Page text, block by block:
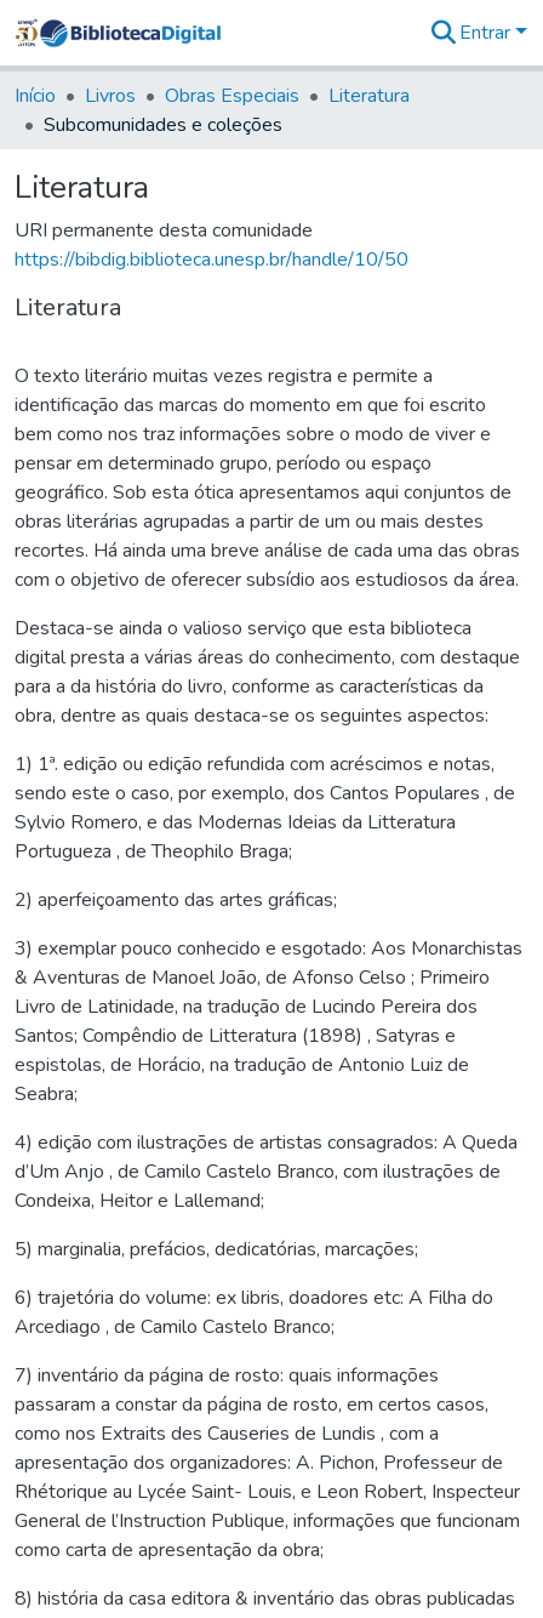
&
Coleções
Tudo na
Estatísticas
Entrar
Início Livros Obras Especiais
Literatura
Subcomunidades e coleções
Literatura
URI permanente desta comunidade
https://bibdig.biblioteca.unesp.br/handle/10/50
Literatura
O texto literário muitas vezes registra e permite a
identificação das marcas do momento em que foi escrito
bem como nos traz informações sobre o modo de viver e
pensar em determinado grupo, período ou espaço
geográfico. Sob esta ótica apresentamos aqui conjuntos de
obras literárias agrupadas a partir de um ou mais destes
recortes. Há ainda uma breve análise de cada uma das obras
com o objetivo de oferecer subsídio aos estudiosos da área.
Destaca-se ainda o valioso serviço que esta biblioteca
digital presta a várias áreas do conhecimento, com destaque
para a da história do livro, conforme as características da
obra, dentre as quais destaca-se os seguintes aspectos:
1) 1ª. edição ou edição refundida com acréscimos e notas,
sendo este o caso, por exemplo, dos Cantos Populares , de
Sylvio Romero, e das Modernas Ideias da Litteratura
Portugueza , de Theophilo Braga;
2) aperfeiçoamento das artes gráficas;
3) exemplar pouco conhecido e esgotado: Aos Monarchistas
& Aventuras de Manoel João, de Afonso Celso ; Primeiro
Livro de Latinidade, na tradução de Lucindo Pereira dos
Santos; Compêndio de Litteratura (1898) , Satyras e
espistolas, de Horácio, na tradução de Antonio Luiz de
Seabra;
4) edição com ilustrações de artistas consagrados: A Queda
d’Um Anjo , de Camilo Castelo Branco, com ilustrações de
Condeixa, Heitor e Lallemand;
5) marginalia, prefácios, dedicatórias, marcações;
6) trajetória do volume: ex libris, doadores etc: A Filha do
Arcediago , de Camilo Castelo Branco;
7) inventário da página de rosto: quais informações
passaram a constar da página de rosto, em certos casos,
como nos Extraits des Causeries de Lundis , com a
apresentação dos organizadores: A. Pichon, Professeur de
Rhétorique au Lycée Saint- Louis, e Leon Robert, Inspecteur
General de l’Instruction Publique, informações que funcionam
como carta de apresentação da obra;
8) história da casa editora & inventário das obras publicadas